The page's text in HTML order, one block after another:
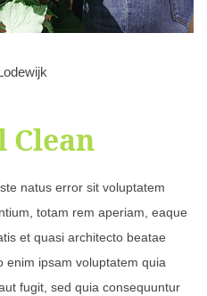
Clean
natus error sit voluptatem
totam rem aperiam, eaque
et quasi architecto beatae
enim ipsam voluptatem quia
fugit, sed quia consequuntur